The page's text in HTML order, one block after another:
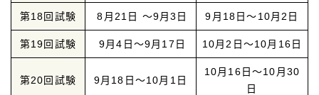
第18回試験 8月21日 ～9月3日 9月18日～10月2日
第19回試験 9月4日～9月17日 10月2日～10月16日
第20回試験 9月18日～10月1日
10月16日～10月30
日